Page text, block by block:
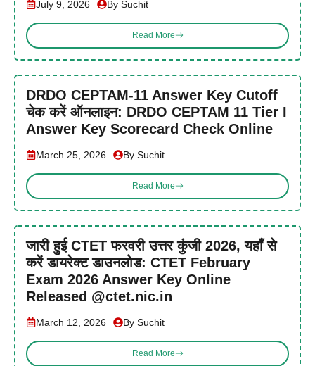
July 9, 2026 By Suchit
Read More
DRDO CEPTAM-11 Answer Key Cutoff
चेक करें ऑनलाइन: DRDO CEPTAM 11 Tier I
Answer Key Scorecard Check Online
March 25, 2026 By Suchit
Read More
जारी हुई CTET फरवरी उत्तर कुंजी 2026, यहाँ से
करें डायरेक्ट डाउनलोड: CTET February
Exam 2026 Answer Key Online
Released @ctet.nic.in
March 12, 2026 By Suchit
Read More